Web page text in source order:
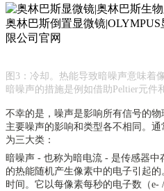
图 3：冷却。热能导致暗噪声意味着
暗噪声的措施是例如借助Peltier元件
不幸的是，噪声是影响所有信号的
主要噪声的影响和类型各不相同。
为三大类：
暗噪声 - 也称为暗电流 - 是传感器中
的热能随机产生像素中的电子引起
时间。它以每像素每秒的电子数（e-